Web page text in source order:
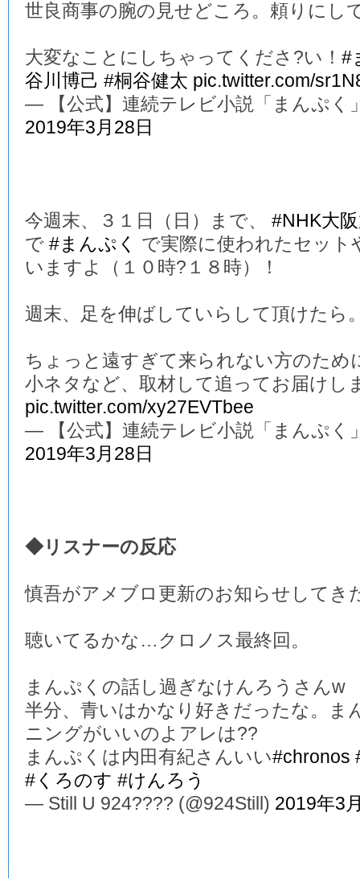
世良商事の腕の見せどころ。頼りにし
大変なことにしちゃってくださ?い！ #
谷川博己 #桐谷健太 pic.twitter.com/
— 【公式】連続テレビ小説「まんぷく
2019年3月28日
今週末、３１日（日）まで、 #NHK大
で #まんぷく
で実際に使われたセット
いますよ（１０時?１８時）！
週末、足を伸ばしていらして頂けたら
ちょっと遠すぎて来られない方のため
小ネタなど、取材して追ってお届けし
pic.twitter.com/xy27EVTbee
— 【公式】連続テレビ小説「まんぷく
2019年3月28日
◆リスナーの反応
慎吾がアメブロ更新のお知らせしてき
聴いてるかな…クロノス最終回。
まんぷくの話し過ぎなけんろうさんw
半分、青いはかなり好きだったな。ま
ニングがいいのよアレは??
まんぷくは内田有紀さんいい#chronos
#くろのす #けんろう
— Still U 924???? (@924Still) 2019年3